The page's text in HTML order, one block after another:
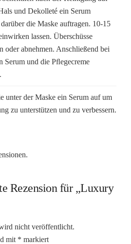
und Dekolleté ein Serum
die Maske auftragen. 10-15
lassen. Überschüsse
oder abnehmen. Anschließend bei
Serum und die Pﬂegecreme
unter der Maske ein Serum auf um
zu unterstützen und zu verbessern.
Rezension für „Luxury
nicht veröffentlicht.
mit * markiert